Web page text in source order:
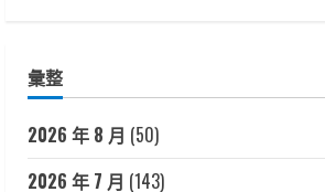
彙整
2026 年 8 月 (50)
2026 年 7 月 (143)